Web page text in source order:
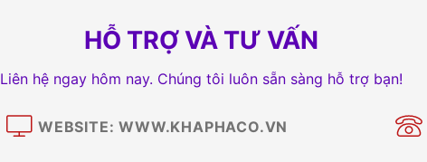
HỖ TRỢ VÀ TƯ VẤN
Liên hệ ngay hôm nay. Chúng tôi luôn sẵn sàng hỗ trợ bạn!
WEBSITE: WWW.KHAPHACO.VN